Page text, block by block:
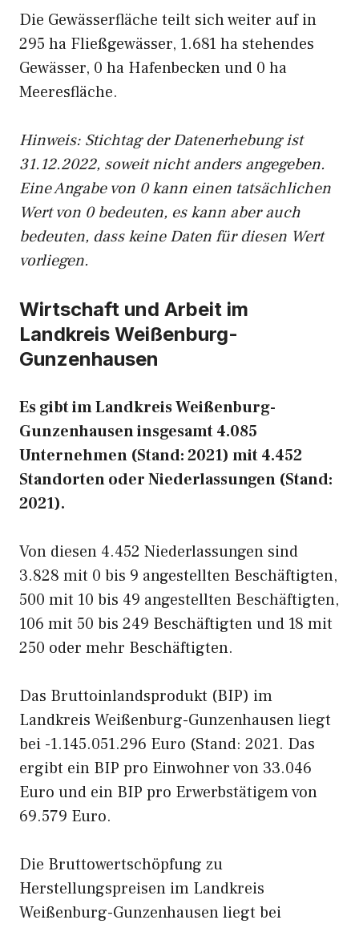
Die Gewässerfläche teilt sich weiter auf in
295 ha Fließgewässer, 1.681 ha stehendes
Gewässer, 0 ha Hafenbecken und 0 ha
Meeresfläche.
Hinweis: Stichtag der Datenerhebung ist
31.12.2022, soweit nicht anders angegeben.
Eine Angabe von 0 kann einen tatsächlichen
Wert von 0 bedeuten, es kann aber auch
bedeuten, dass keine Daten für diesen Wert
vorliegen.
Wirtschaft und Arbeit im
Landkreis Weißenburg-
Gunzenhausen
Es gibt im Landkreis Weißenburg-
Gunzenhausen insgesamt 4.085
Unternehmen (Stand: 2021) mit 4.452
Standorten oder Niederlassungen (Stand:
2021).
Von diesen 4.452 Niederlassungen sind
3.828 mit 0 bis 9 angestellten Beschäftigten,
500 mit 10 bis 49 angestellten Beschäftigten,
106 mit 50 bis 249 Beschäftigten und 18 mit
250 oder mehr Beschäftigten.
Das Bruttoinlandsprodukt (BIP) im
Landkreis Weißenburg-Gunzenhausen liegt
bei -1.145.051.296 Euro (Stand: 2021. Das
ergibt ein BIP pro Einwohner von 33.046
Euro und ein BIP pro Erwerbstätigem von
69.579 Euro.
Die Bruttowertschöpfung zu
Herstellungspreisen im Landkreis
Weißenburg-Gunzenhausen liegt bei